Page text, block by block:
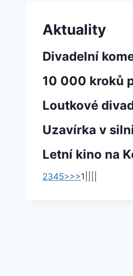
Aktuality
Divadelní
10 000 kroků
Loutkové
Uzavírka v
Letní kino na
2345>>>1